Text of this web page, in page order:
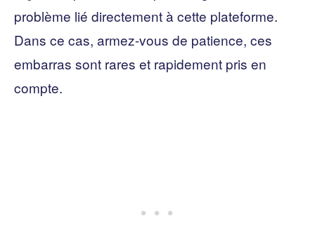
problème lié directement à cette plateforme.
Dans ce cas, armez-vous de patience, ces
embarras sont rares et rapidement pris en
compte.